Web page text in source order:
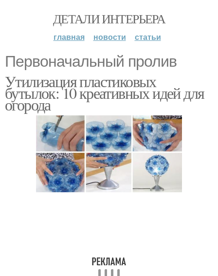
ДЕТАЛИ ИНТЕРЬЕРА
главная новости статьи
Первоначальный пролив
Утилизация пластиковых
бутылок: 10 креативных идей для
огорода